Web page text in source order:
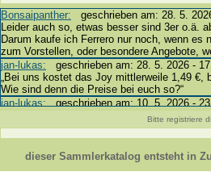
Bonsaipanther: geschrieben am: 28. 5.
Leider auch so, etwas besser sind 3er o.ä.
Darum kaufe ich Ferrero nur noch, wenn es
zum Vorstellen, oder besondere Angebote,
jan-lukas: geschrieben am: 28. 5. 2026 -
„Bei uns kostet das Joy mittlerweile 1,49 €,
Wie sind denn die Preise bei euch so?“
jan-lukas:geschrieben am: 10. 5. 2026 -
Bonsaipanther:geschrieben am: 10. 5.
@ Harald
https://www.ue-ei-portal-
Dein Enkel sollte zur Strafe die nächsten 3
Bitte registriere
dieser Sammlerkatalog entsteht in